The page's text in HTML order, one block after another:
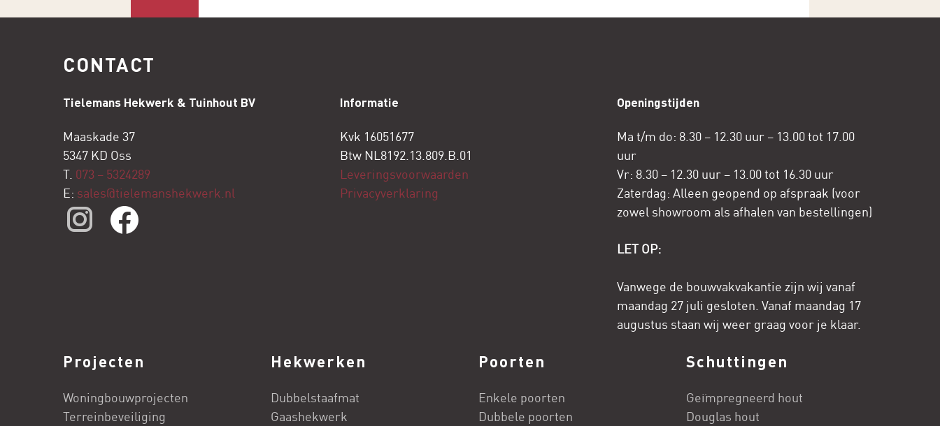
CONTACT
Tielemans Hekwerk & Tuinhout BV
Maaskade 37
5347 KD Oss
T. 073 – 5324289
E: sales@tielemanshekwerk.nl
Informatie
Kvk 16051677
Btw NL8192.13.809.B.01
Leveringsvoorwaarden
Privacyverklaring
Openingstijden
Ma t/m do: 8.30 – 12.30 uur – 13.00 tot 17.00
uur
Vr: 8.30 – 12.30 uur – 13.00 tot 16.30 uur
Zaterdag: Alleen geopend op afspraak (voor
zowel showroom als afhalen van bestellingen)
LET OP:
Vanwege de bouwvakvakantie zijn wij vanaf
maandag 27 juli gesloten. Vanaf maandag 17
augustus staan wij weer graag voor je klaar.
Projecten
Woningbouwprojecten
Terreinbeveiliging
Hekwerken
Dubbelstaafmat
Gaashekwerk
Poorten
Enkele poorten
Dubbele poorten
Schuttingen
Geïmpregneerd hout
Douglas hout